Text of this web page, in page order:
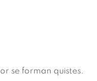
se forman quistes.